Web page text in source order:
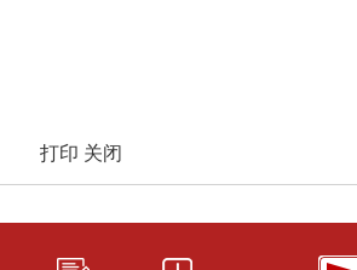
打印 关闭